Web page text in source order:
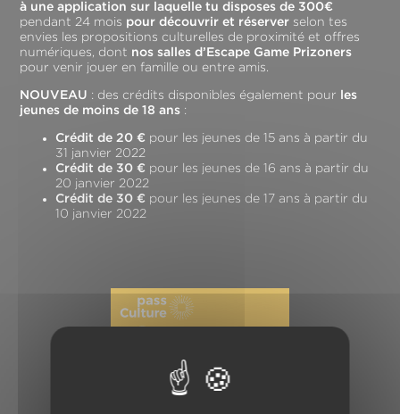
à une application sur laquelle tu disposes de 300€
pendant 24 mois pour découvrir et réserver selon tes
envies les propositions culturelles de proximité et offres
numériques, dont nos salles d’Escape Game Prizoners
pour venir jouer en famille ou entre amis.
NOUVEAU : des crédits disponibles également pour
les
jeunes de moins de 18 ans :
Crédit de 20 € pour les jeunes de 15 ans à partir du
31 janvier 2022
Crédit de 30 € pour les jeunes de 16 ans à partir du
20 janvier 2022
Crédit de 30 € pour les jeunes de 17 ans à partir du
10 janvier 2022